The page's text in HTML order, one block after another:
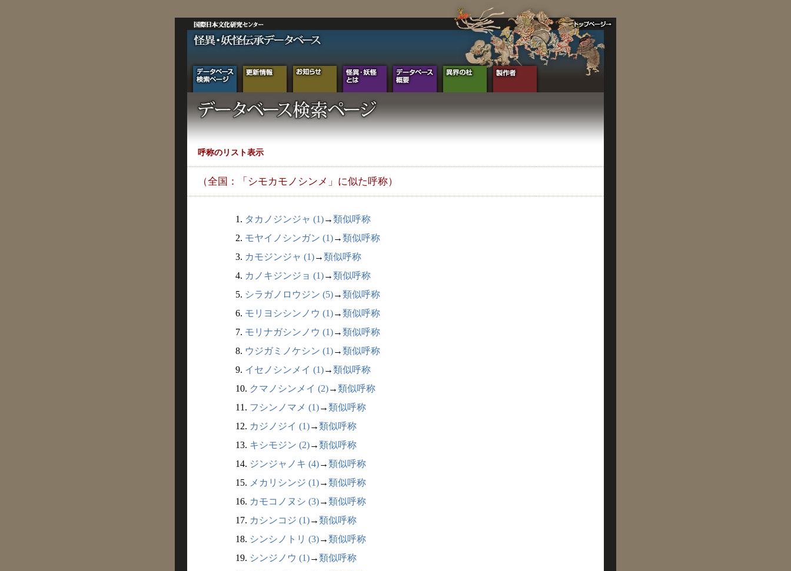
呼称のリスト表示
（全国：「シモカモノシンメ」に似た呼称）
1. タカノジンジャ (1)→類似呼称
2. モヤイノシンガン (1)→類似呼称
3. カモジンジャ (1)→類似呼称
4. カノキジンジョ (1)→類似呼称
5. シラガノロウジン (5)→類似呼称
6. モリヨシシンノウ (1)→類似呼称
7. モリナガシンノウ (1)→類似呼称
8. ウジガミノケシン (1)→類似呼称
9. イセノシンメイ (1)→類似呼称
10. クマノシンメイ (2)→類似呼称
11. フシンノマメ (1)→類似呼称
12. カジノジイ (1)→類似呼称
13. キシモジン (2)→類似呼称
14. ジンジャノキ (4)→類似呼称
15. メカリシンジ (1)→類似呼称
16. カモコノヌシ (3)→類似呼称
17. カシンコジ (1)→類似呼称
18. シンシノトリ (3)→類似呼称
19. シンジノウ (1)→類似呼称